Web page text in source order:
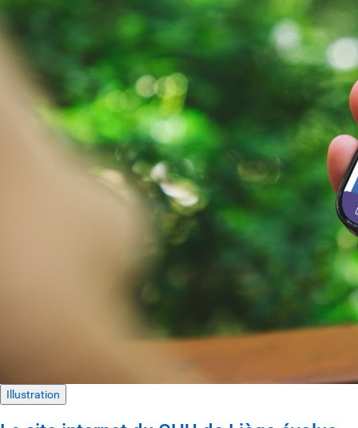
Illustration